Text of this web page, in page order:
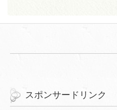
スポンサードリンク